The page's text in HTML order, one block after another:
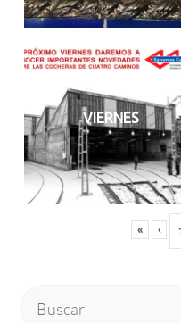
VIERNES
« ‹